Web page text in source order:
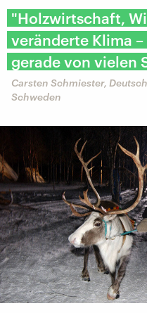
"Holzwirtschaft,
veränderte Klima
gerade von vielen
Carsten Schmiester,
Schweden